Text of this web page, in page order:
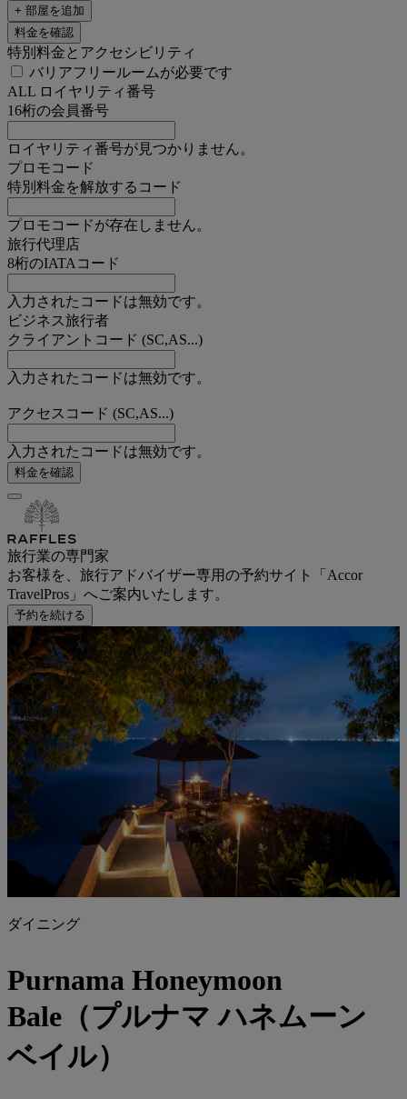
+ 部屋を追加
料金を確認
特別料金とアクセシビリティ
バリアフリールームが必要です
ALL ロイヤリティ番号
16桁の会員番号
ロイヤリティ番号が見つかりません。
プロモコード
特別料金を解放するコード
プロモコードが存在しません。
旅行代理店
8桁のIATAコード
入力されたコードは無効です。
ビジネス旅行者
クライアントコード (SC,AS...)
入力されたコードは無効です。
アクセスコード (SC,AS...)
入力されたコードは無効です。
料金を確認
旅行業の専門家
お客様を、旅行アドバイザー専用の予約サイト「Accor
TravelPros」へご案内いたします。
予約を続ける
ダイニング
Purnama Honeymoon
Bale（プルナマ ハネムーン
ベイル）